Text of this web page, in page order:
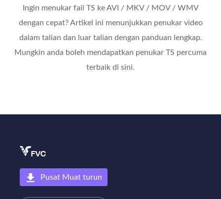
Ingin menukar fail TS ke AVI / MKV / MOV / WMV
dengan cepat? Artikel ini menunjukkan penukar video
dalam talian dan luar talian dengan panduan lengkap.
Mungkin anda boleh mendapatkan penukar TS percuma
terbaik di sini.
Pusat Muat turun